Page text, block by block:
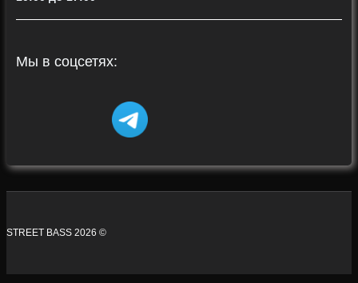
Мы в соцсетях:
STREET BASS 2026 ©